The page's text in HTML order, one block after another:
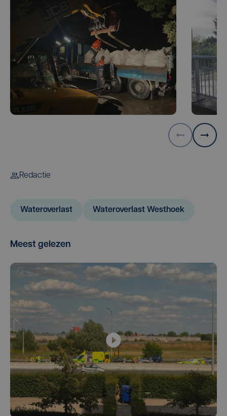
Redactie
Wateroverlast Wateroverlast Westhoek
Meest gelezen